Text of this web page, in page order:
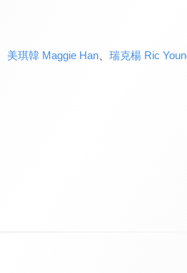
美琪韓 Maggie Han、 瑞克楊 Ric